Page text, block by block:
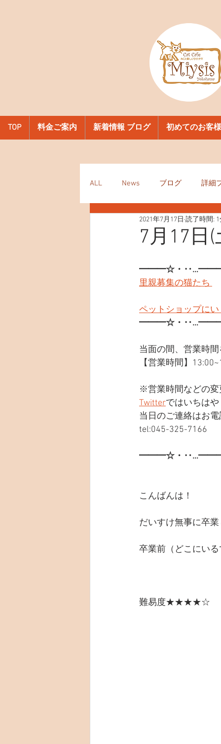
TOP 料金ご案内 新着情報 ブログ 初めてのお客
ALL News ブログ 詳細
7月17日(
2021年7月17日 読了時間:
━━━☆・
里親募集の猫たち
ペットショップに
━━━☆・
当面の間、営業時
【営業時間】
※営業時間などの変
Twitterではいちは
当日のご連絡はお
tel:045-325-7166
━━━☆・
こんばんは！
だいすけ無事に卒
卒業前（どこにい
難易度★★★★☆